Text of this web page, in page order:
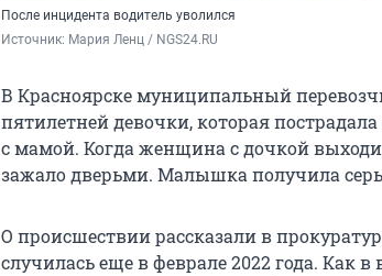
После инцидента водитель уволился
Источник: Мария Ленц / NGS24.RU
В Красноярске муниципальный
пятилетней девочки, которая
с мамой. Когда женщина с дочкой
зажало дверьми. Малышка получила
О происшествии рассказали в
случилась еще в феврале 2022 года. Как в